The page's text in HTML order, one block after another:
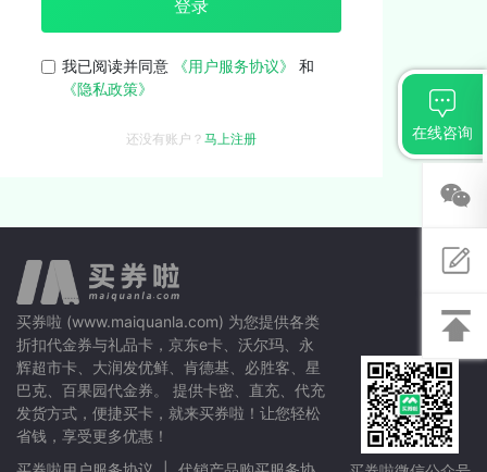
登录
我已阅读并同意 《用户服务协议》
和
《隐私政策》
还没有账户？ 马上注册
买券啦 (www.maiquanla.com) 为您提供各类
折扣代金券与礼品卡，京东e卡、沃尔玛、永
辉超市卡、大润发优鲜、肯德基、必胜客、星
巴克、百果园代金券。 提供卡密、直充、代充
发货方式，便捷买卡，就来买券啦！让您轻松
省钱，享受更多优惠！
在线咨询
关注
微信
意见
反馈
返回
顶部